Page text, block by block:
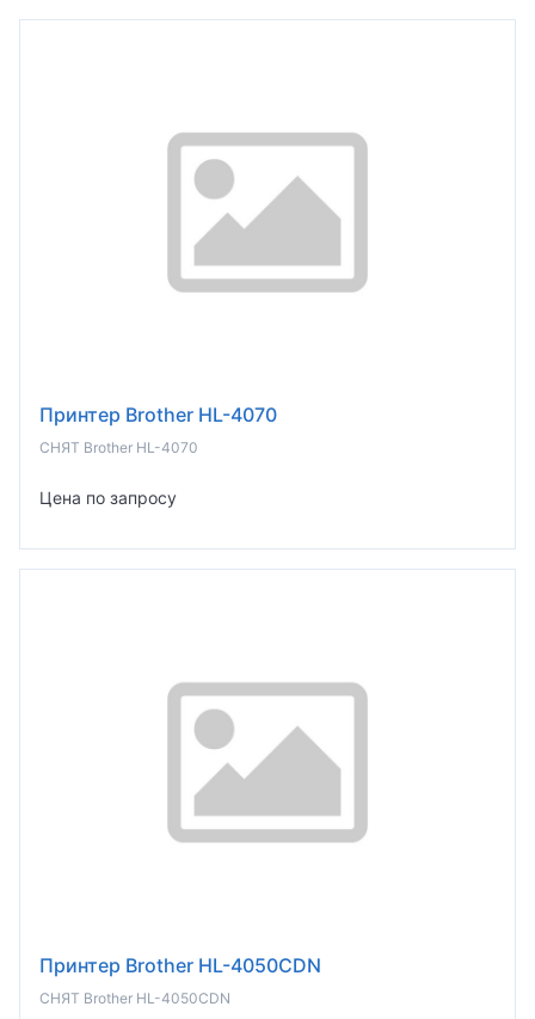
Принтер Brother HL-4070
СНЯТ Brother HL-4070
Цена по запросу
Принтер Brother HL-4050CDN
СНЯТ Brother HL-4050CDN